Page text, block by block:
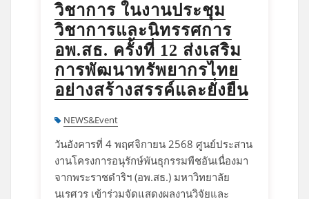
วิชาการ ในงานประชุม
วิชาการและนิทรรศการ
อพ.สธ. ครั้งที่ 12 ส่งเสริม
การพัฒนาทรัพยากรไทย
อย่างสร้างสรรค์และยั่งยืน
NEWS&Event
วันอังคารที่ 4 พฤศจิกายน 2568 ศูนย์ประสาน
งานโครงการอนุรักษ์พันธุกรรมพืชอันเนื่องมา
จากพระราชดำริฯ (อพ.สธ.) มหาวิทยาลัย
นเรศวร เข้าร่วมจัดแสดงผลงานวิจัยและ